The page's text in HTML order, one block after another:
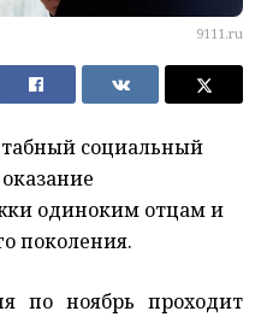
9111.ru
социальный
одиноким отцам и
поколения.
по ноябрь проходит